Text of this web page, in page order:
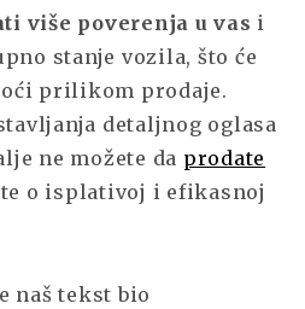
više poverenja u vas i
stanje vozila, što će
prilikom prodaje.
detaljnog oglasa
ne možete da prodate
o isplativoj i efikasnoj
naš tekst bio